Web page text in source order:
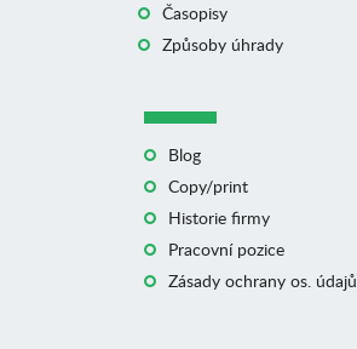
Časopisy
Způsoby úhrady
Blog
Copy/print
Historie firmy
Pracovní pozice
Zásady ochrany os. údajů